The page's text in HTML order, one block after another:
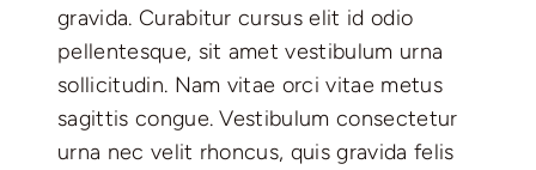
gravida. Curabitur cursus elit id odio
pellentesque, sit amet vestibulum urna
sollicitudin. Nam vitae orci vitae metus
sagittis congue. Vestibulum consectetur
urna nec velit rhoncus, quis gravida felis